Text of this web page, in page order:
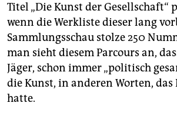
Titel „Die Kunst der Gesellschaft“
wenn die Werkliste dieser lang
Sammlungsschau stolze 250
man sieht diesem Parcours an,
Jäger, schon immer „politisch
die Kunst, in anderen Worten, das
hatte.